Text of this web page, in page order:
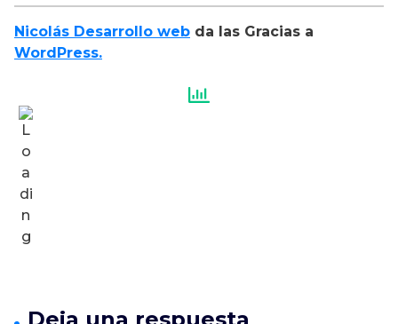
Nicolás Desarrollo web da las Gracias a
WordPress.
Deja una respuesta